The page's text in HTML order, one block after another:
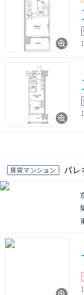
賃貸マンション パレ